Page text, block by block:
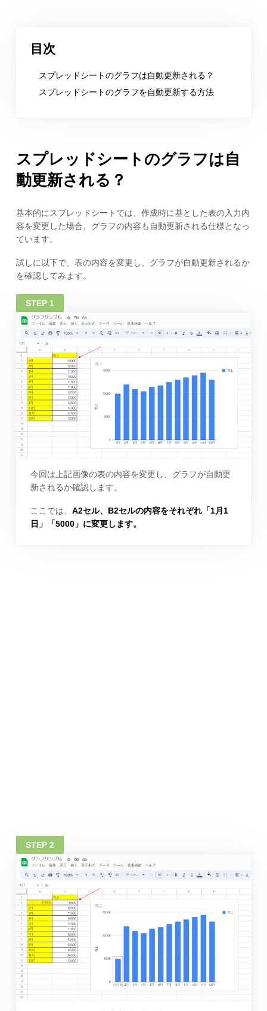
目次
スプレッドシートのグラフは自動更新される？
スプレッドシートのグラフを自動更新する方法
スプレッドシートのグラフは自
動更新される？
基本的にスプレッドシートでは、作成時に基とした表の入力内
容を変更した場合、グラフの内容も自動更新される仕様となっ
ています。
試しに以下で、表の内容を変更し、グラフが自動更新されるか
を確認してみます。
今回は上記画像の表の内容を変更し、グラフが自動更
新されるか確認します。
ここでは、 A2セル、B2セルの内容をそれぞれ「1月1
日」「5000」に変更します。